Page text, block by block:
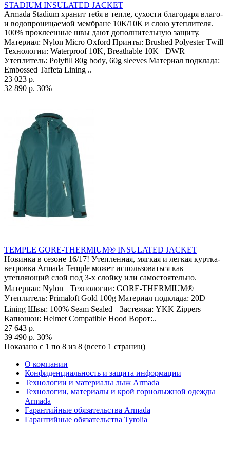
STADIUM INSULATED JACKET
Armada Stadium хранит тебя в тепле, сухости благодаря влаго-
и водопроницаемой мембране 10К/10К и слою утеплителя.
100% проклеенные швы дают дополнительную защиту.
Материал: Nylon Micro Oxford Принты: Brushed Polyester Twill
Технологии: Waterproof 10K, Breathable 10K +DWR
Утеплитель: Polyfill 80g body, 60g sleeves Материал подклада:
Embossed Taffeta Lining ..
23 023 р.
32 890 р. 30%
TEMPLE GORE-THERMIUM® INSULATED JACKET
Новинка в сезоне 16/17! Утепленная, мягкая и легкая куртка-
ветровка Armada Temple может использоваться как
утепляющий слой под 3-х слойку или самостоятельно.
Материал: Nylon Технологии: GORE-THERMIUM®
Утеплитель: Primaloft Gold 100g Материал подклада: 20D
Lining Швы: 100% Seam Sealed Застежка: YKK Zippers
Капюшон: Helmet Compatible Hood Ворот:..
27 643 р.
39 490 р. 30%
Показано с 1 по 8 из 8 (всего 1 страниц)
О компании
Конфиденциальность и защита информации
Технологии и материалы лыж Armada
Технологии, материалы и крой горнолыжной одежды
Armada
Гарантийные обязательства Armada
Гарантийные обязательства Tyrolia